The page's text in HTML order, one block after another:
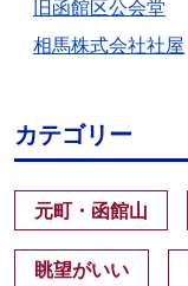
旧函館区公会堂
相馬株式会社社屋
カテゴリー
元町・函館山
眺望がいい